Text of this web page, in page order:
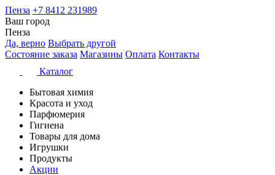
Пенза +7 8412 231989
Ваш город
Пенза
Да, верно Выбрать другой
Состояние заказа Магазины Оплата Контакты
Каталог
Бытовая химия
Красота и уход
Парфюмерия
Гигиена
Товары для дома
Игрушки
Продукты
Акции